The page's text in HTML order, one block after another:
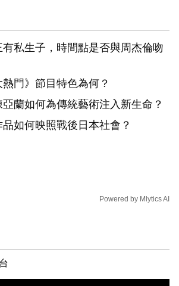
私生子，時間點是否與周杰倫吻
門》節目特色為何？
蘭如何為傳統藝術注入新生命？
如何映照戰後日本社會？
Powered by Mlytics AI